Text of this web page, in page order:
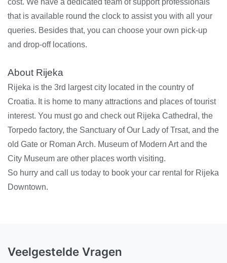
cost. We have a dedicated team of support professionals
that is available round the clock to assist you with all your
queries. Besides that, you can choose your own pick-up
and drop-off locations.
About Rijeka
Rijeka is the 3rd largest city located in the country of
Croatia. It is home to many attractions and places of tourist
interest. You must go and check out Rijeka Cathedral, the
Torpedo factory, the Sanctuary of Our Lady of Trsat, and the
old Gate or Roman Arch. Museum of Modern Art and the
City Museum are other places worth visiting.
So hurry and call us today to book your car rental for Rijeka
Downtown.
Veelgestelde Vragen